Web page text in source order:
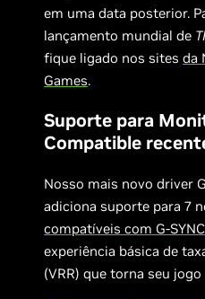
em uma data posterior.
lançamento mundial de
fique ligado nos sitesda
Games.
Suporte para
Compatible
Nosso mais novo driver
adiciona suporte para 7
compatíveis com G-SYNC
experiência básica de
(VRR) que torna seu